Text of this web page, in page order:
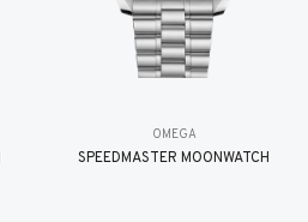
OMEGA
SPEEDMASTER MOONWATCH